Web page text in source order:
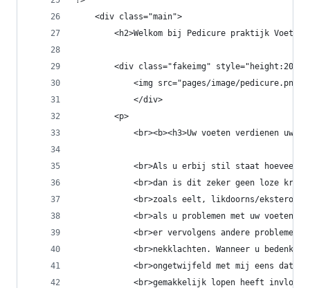
    <div class="main">
<h2>Welkom bij Pedicure praktijk Voeten
<div class="fakeimg"
<img src="pages/image/pedicure.png"
            </div>
        <p>
<br><b><h3>Uw voeten verdienen uw
<br>Als u erbij stil staat hoeveel
<br>dan is dit zeker geen loze
<br>zoals eelt, likdoorns/
<br>als u problemen met uw voeten
<br>er vervolgens andere problemen
<br>nekklachten. Wanneer u bedenkt
<br>ongetwijfeld met mij eens dat
<br>gemakkelijk lopen heeft